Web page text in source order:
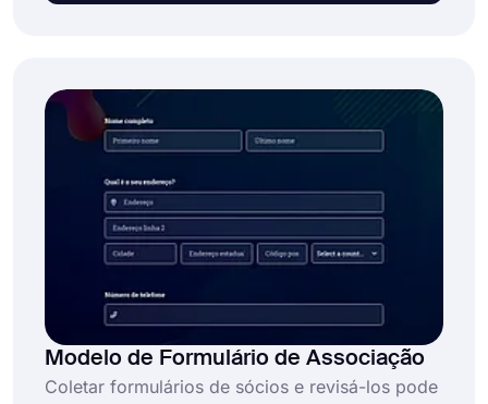
Modelo de Formulário de Associação
Coletar formulários de sócios e revisá-los pode